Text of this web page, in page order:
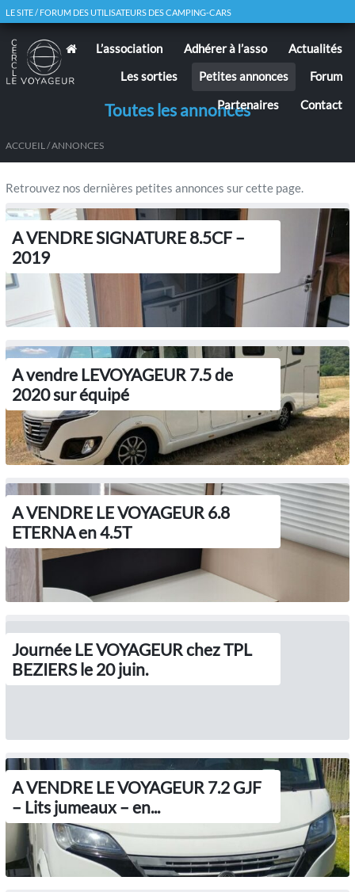
LE SITE / FORUM DES UTILISATEURS DES CAMPING-CARS
L’association Adhérer à l’asso
Actualités
Les sorties
Petites annonces
Forum
Partenaires
Contact
Toutes les annonces
ACCUEIL /ANNONCES
Retrouvez nos dernières petites annonces sur cette page.
A VENDRE SIGNATURE 8.5CF –
2019
A vendre LEVOYAGEUR 7.5 de
2020 sur équipé
A VENDRE LE VOYAGEUR 6.8
ETERNA en 4.5T
Journée LE VOYAGEUR chez TPL
BEZIERS le 20 juin.
A VENDRE LE VOYAGEUR 7.2 GJF
– Lits jumeaux – en...